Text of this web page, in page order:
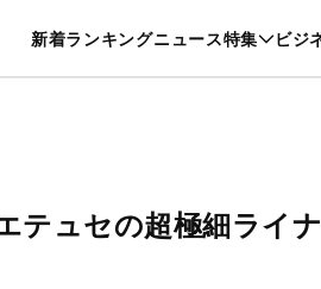
新着ランキングニュース特集 ビジ
暮らし スポーツ ヘルスケア
テュセの超極細ライナ